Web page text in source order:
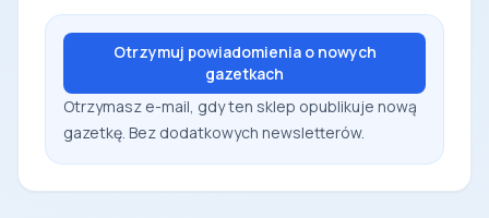
Otrzymuj powiadomienia o nowych
gazetkach
Otrzymasz e-mail, gdy ten sklep opublikuje nową
gazetkę. Bez dodatkowych newsletterów.